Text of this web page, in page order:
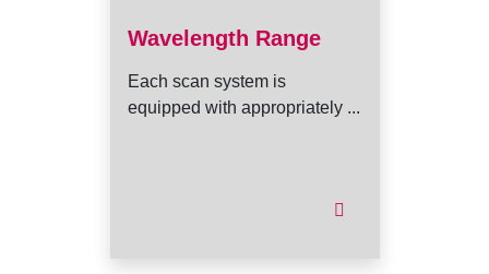
Wavelength Range
Each scan system is
equipped with appropriately ...